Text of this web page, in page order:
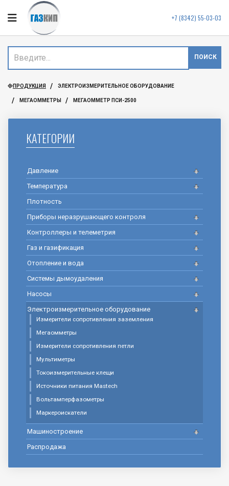
+7 (8342) 55-03-03
ПОИСК
ПРОДУКЦИЯ ЭЛЕКТРОИЗМЕРИТЕЛЬНОЕ ОБОРУДОВАНИЕ
МЕГАОММЕТРЫ МЕГАОММЕТР ПСИ-2500
КАТЕГОРИИ
Давление
Температура
Плотность
Приборы неразрушающего контроля
Контроллеры и телеметрия
Газ и газификация
Отопление и вода
Системы дымоудаления
Насосы
Электроизмерительное оборудование
Измерители сопротивления заземления
Мегаомметры
Измерители сопротивления петли
Мультиметры
Токоизмерительные клещи
Источники питания Mastech
Вольтамперфазометры
Маркероискатели
Машиностроение
Распродажа